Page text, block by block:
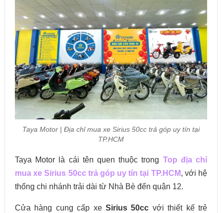
Taya Motor | Địa chỉ mua xe Sirius 50cc trả góp uy tín tại
TP.HCM
Taya Motor là cái tên quen thuộc trong Top địa chỉ
mua xe Sirius 50cc trả góp uy tín tại TP.HCM, với hệ
thống chi nhánh trải dài từ Nhà Bè đến quận 12.
Cửa hàng cung cấp xe Sirius 50cc với thiết kế trẻ